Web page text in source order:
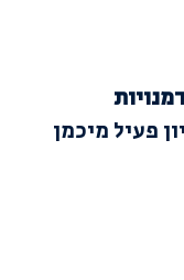
פעיל מיכמן